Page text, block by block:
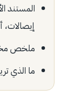
المستند
إيصالات،
ملخص
ما الذي